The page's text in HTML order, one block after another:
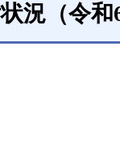
況（令和